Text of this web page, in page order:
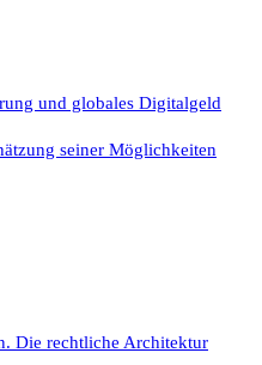
und globales Digitalgeld
seiner Möglichkeiten
Die rechtliche Architektur